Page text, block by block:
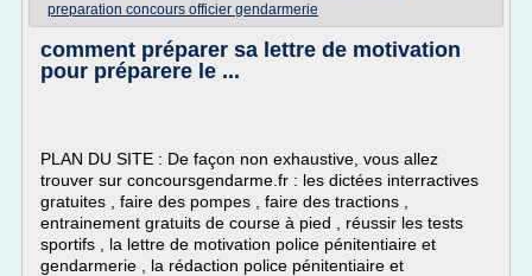
preparation concours officier gendarmerie
comment préparer sa lettre de motivation
pour préparere le ...
PLAN DU SITE : De façon non exhaustive, vous allez
trouver sur concoursgendarme.fr : les dictées interractives
gratuites , faire des pompes , faire des tractions ,
entrainement gratuits de course à pied , réussir les tests
sportifs , la lettre de motivation police pénitentiaire et
gendarmerie , la rédaction police pénitentiaire et